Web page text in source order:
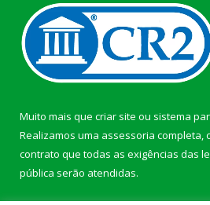
Muito mais que criar site ou sistema
Realizamos uma assessoria completa,
contrato que todas as exigências das
pública serão atendidas.